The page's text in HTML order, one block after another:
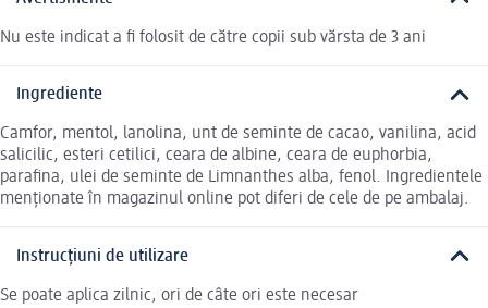
Nu este indicat a fi folosit de către copii sub vărsta de 3 ani
Ingrediente
Camfor, mentol, lanolina, unt de seminte de cacao, vanilina, acid
salicilic, esteri cetilici, ceara de albine, ceara de euphorbia,
parafina, ulei de seminte de Limnanthes alba, fenol. Ingredientele
menționate în magazinul online pot diferi de cele de pe ambalaj.
Instrucțiuni de utilizare
Se poate aplica zilnic, ori de câte ori este necesar